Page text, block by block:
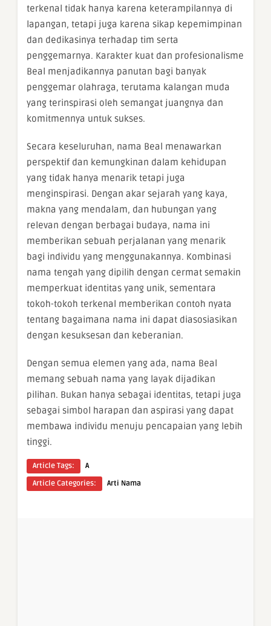
terkenal tidak hanya karena keterampilannya di
lapangan, tetapi juga karena sikap kepemimpinan
dan dedikasinya terhadap tim serta
penggemarnya. Karakter kuat dan profesionalisme
Beal menjadikannya panutan bagi banyak
penggemar olahraga, terutama kalangan muda
yang terinspirasi oleh semangat juangnya dan
komitmennya untuk sukses.
Secara keseluruhan, nama Beal menawarkan
perspektif dan kemungkinan dalam kehidupan
yang tidak hanya menarik tetapi juga
menginspirasi. Dengan akar sejarah yang kaya,
makna yang mendalam, dan hubungan yang
relevan dengan berbagai budaya, nama ini
memberikan sebuah perjalanan yang menarik
bagi individu yang menggunakannya. Kombinasi
nama tengah yang dipilih dengan cermat semakin
memperkuat identitas yang unik, sementara
tokoh-tokoh terkenal memberikan contoh nyata
tentang bagaimana nama ini dapat diasosiasikan
dengan kesuksesan dan keberanian.
Dengan semua elemen yang ada, nama Beal
memang sebuah nama yang layak dijadikan
pilihan. Bukan hanya sebagai identitas, tetapi juga
sebagai simbol harapan dan aspirasi yang dapat
membawa individu menuju pencapaian yang lebih
tinggi.
Article Tags:
A
Article Categories:
Arti Nama